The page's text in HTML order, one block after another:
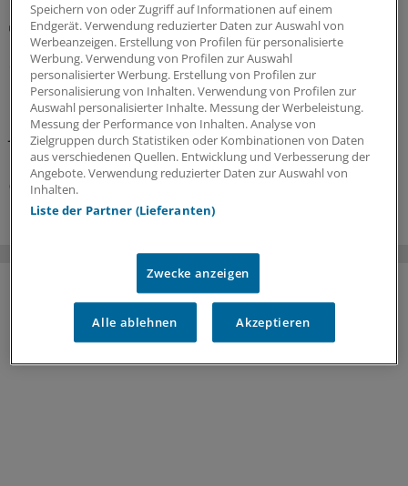
Abrechnung
KV Rheinland-Pfalz rät prophylaktisch weiterhin
ePA-Befüllung abzurechnen
Honorar für ePA-Befüllung ist seit August Geschichte.
Nicht so bei den Zahnärzten, die dürfen noch bis
Jahresende. Das wollen KBV und KVen auch erreichen.
Doch hier gilt: Nur wer schreibt, der bleibt!
07.08.2026
Speichern von oder Zugriff auf Informationen auf einem
Endgerät. Verwendung reduzierter Daten zur Auswahl von
Werbeanzeigen. Erstellung von Profilen für personalisierte
Werbung. Verwendung von Profilen zur Auswahl
personalisierter Werbung. Erstellung von Profilen zur
Personalisierung von Inhalten. Verwendung von Profilen zur
Auswahl personalisierter Inhalte. Messung der Werbeleistung.
Messung der Performance von Inhalten. Analyse von
Zielgruppen durch Statistiken oder Kombinationen von Daten
aus verschiedenen Quellen. Entwicklung und Verbesserung der
Angebote. Verwendung reduzierter Daten zur Auswahl von
Inhalten.
Liste der Partner (Lieferanten)
Zwecke anzeigen
Alle ablehnen Akzeptieren